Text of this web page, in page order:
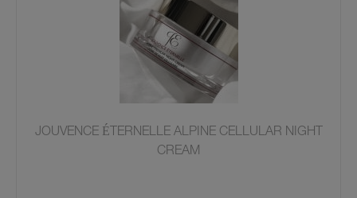
JOUVENCE ÉTERNELLE ALPINE CELLULAR NIGHT
CREAM